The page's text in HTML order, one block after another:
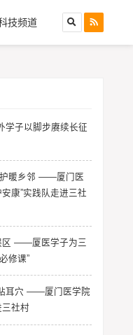
技频道
学子以脚步赓续长征
护暖乡邻 ——厦门医
康”实践队走进三社
区 ——厦医学子为三
修课”
耳穴 ——厦门医学院
三社村